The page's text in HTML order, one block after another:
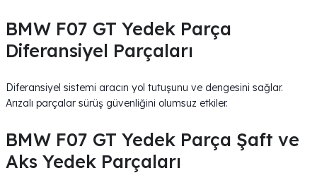
BMW F07 GT Yedek Parça
Diferansiyel Parçaları
Diferansiyel sistemi aracın yol tutuşunu ve dengesini sağlar.
Arızalı parçalar sürüş güvenliğini olumsuz etkiler.
BMW F07 GT Yedek Parça Şaft ve
Aks Yedek Parçaları